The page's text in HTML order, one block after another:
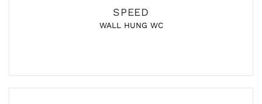
SPEED
WALL HUNG WC